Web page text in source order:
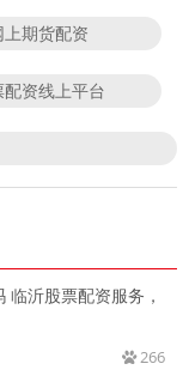
上期货配资
配资线上平台
临沂股票配资服务，
266